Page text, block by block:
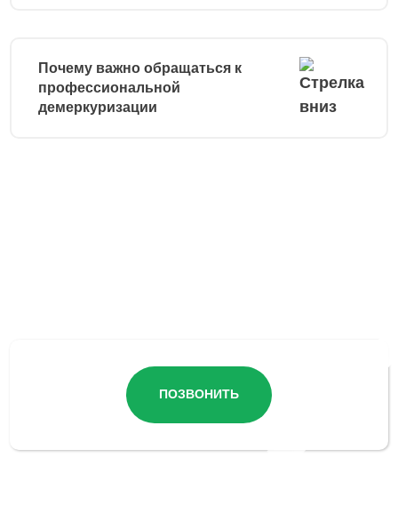
Почему важно обращаться к
профессиональной
демеркуризации
ПОЗВОНИТЬ